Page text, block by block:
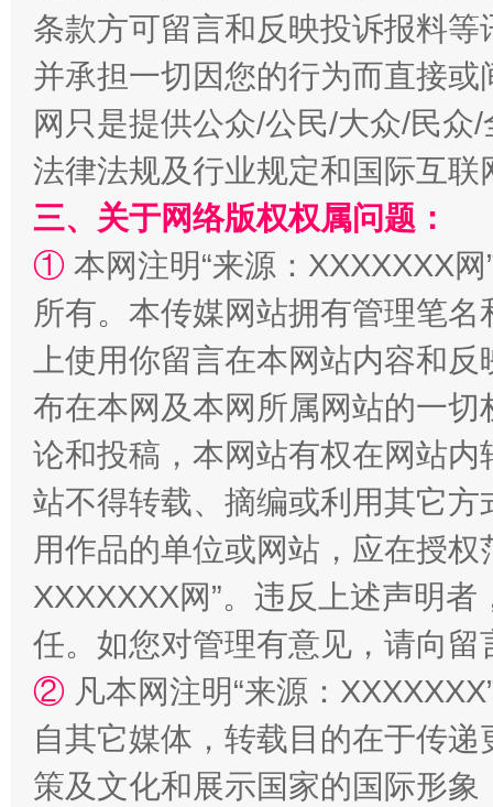
解纷+调解+退费，一次搞定
站台名比不上好声名
条款方可留言和反映投诉报料
并承担一切因您的行为而直接
网只是提供公众/公民/大众/民
法律法规及行业规定和国际互
三、关于网络版权权属问题：
① 本网注明“来源：XXXXXXX
所有。本传媒网站拥有管理笔
上使用你留言在本网站内容和
布在本网及本网所属网站的一
论和投稿，本网站有权在网站
站不得转载、摘编或利用其它
用作品的单位或网站，应在授
XXXXXXX网”。违反上述声明
任。如您对管理有意见，请向
② 凡本网注明“来源：
自其它媒体，转载目的在于传
策及文化和展示国家的国际形